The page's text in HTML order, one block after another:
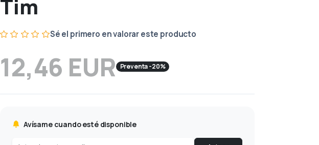
Tim
Sé el primero en valorar este producto
12,46 EUR Preventa -20%
Avísame cuando esté disponible